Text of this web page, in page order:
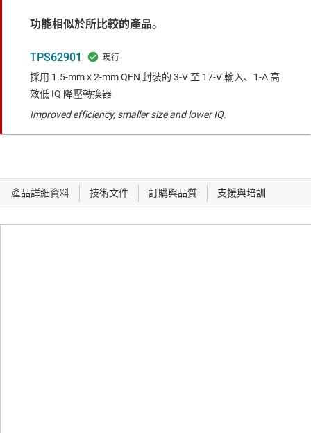
功能相似於所比較的產品。
TPS62901
採用 1.5-mm x 2-mm QFN 封裝的 3-V 至 17-V 輸入、1-A 高
效低 IQ 降壓轉換器
Improved efficiency, smaller size and lower IQ.